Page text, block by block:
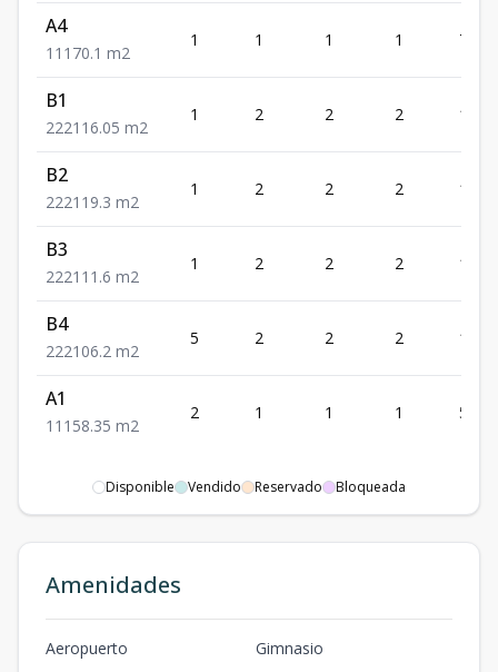
A4
1 1 1 70.1 m2
1 1 1 1 70.1
B1
222116.05 m2
1 2 2 2
B2
222119.3 m2
1 2 2 2 119.3
B3
222111.6 m2
1 2 2 2 111.6
B4
222106.2 m2
5 2 2 2 106.2
A1
1 1 1 58.35 m2
2 1 1 1 58.35
Disponible Vendido Reservado Bloqueada
Amenidades
Aeropuerto
Gimnasio